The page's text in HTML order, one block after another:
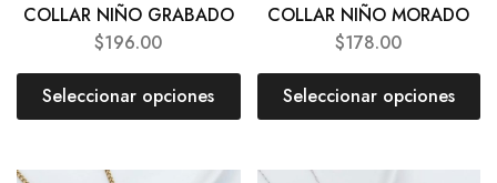
COLLAR NIÑO GRABADO
$196.00
Seleccionar opciones
COLLAR NIÑO MORADO
$178.00
Seleccionar opciones